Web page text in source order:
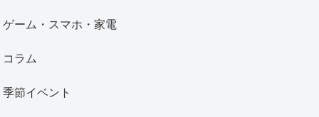
ゲーム・スマホ・家電
コラム
季節イベント